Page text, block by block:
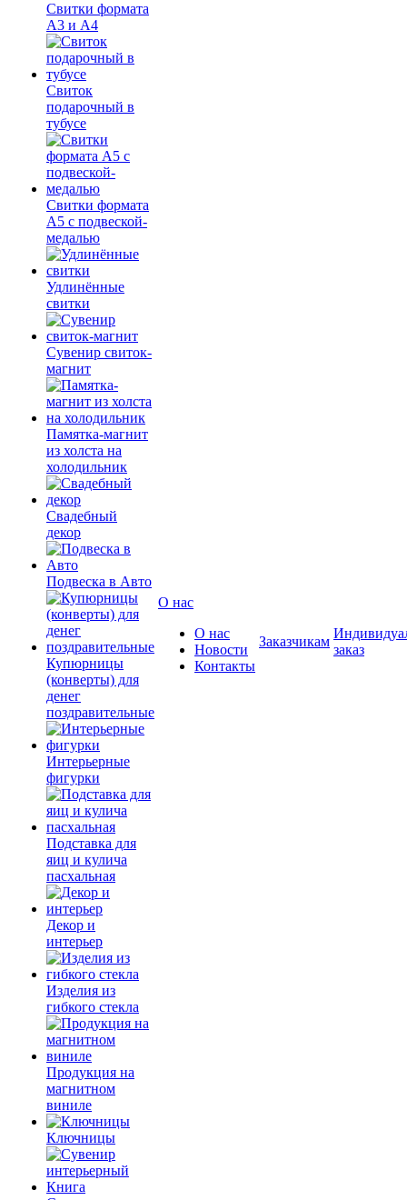
Свитки формата
А3 и А4
Свиток
подарочный в
тубусе
Свитки формата
А5 с подвеской-
медалью
Удлинённые
свитки
Сувенир свиток-
магнит
Памятка-магнит
из холста на
холодильник
Свадебный
декор
Подвеска в Авто
Купюрницы
(конверты) для
денег
поздравительные
Интерьерные
фигурки
Подставка для
яиц и кулича
пасхальная
Декор и
интерьер
Изделия из
гибкого стекла
Продукция на
магнитном
виниле
Ключницы
О нас
О нас
Новости
Контакты
Заказчикам
заказ